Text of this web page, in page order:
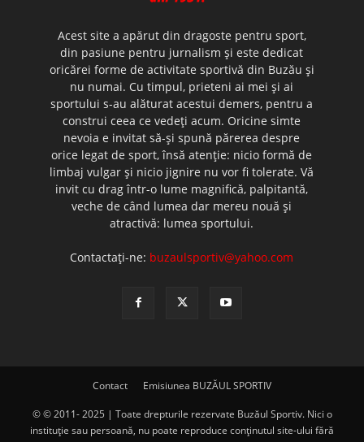
Acest site a apărut din dragoste pentru sport,
din pasiune pentru jurnalism şi este dedicat
oricărei forme de activitate sportivă din Buzău şi
nu numai. Cu timpul, prieteni ai mei şi ai
sportului s-au alăturat acestui demers, pentru a
construi ceea ce vedeţi acum. Oricine simte
nevoia e invitat să-şi spună părerea despre
orice legat de sport, însă atenţie: nicio formă de
limbaj vulgar şi nicio jignire nu vor fi tolerate. Vă
invit cu drag într-o lume magnifică, palpitantă,
veche de când lumea dar mereu nouă şi
atractivă: lumea sportului.
Contactați-ne: buzaulsportiv@yahoo.com
Contact Emisiunea BUZĂUL SPORTIV
© © 2011- 2025 | Toate drepturile rezervate Buzăul Sportiv. Nici o
instituţie sau persoană, nu poate reproduce conţinutul site-ului fără